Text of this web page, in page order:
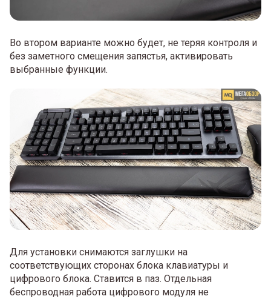
Во втором варианте можно будет, не теряя контроля и
без заметного смещения запястья, активировать
выбранные функции.
Для установки снимаются заглушки на
соответствующих сторонах блока клавиатуры и
цифрового блока. Ставится в паз. Отдельная
беспроводная работа цифрового модуля не